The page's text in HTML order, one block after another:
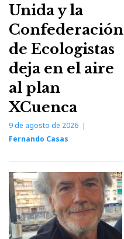
Unida y la
Confederación
de Ecologistas
deja en el aire
al plan
XCuenca
9 de agosto de 2026
Fernando Casas